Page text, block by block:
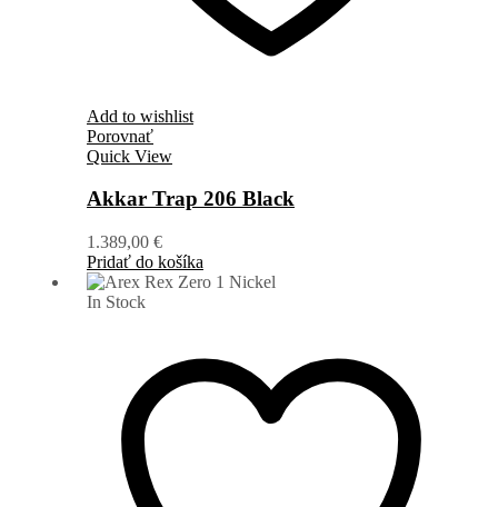
Add to wishlist
Porovnať
Quick View
Akkar Trap 206 Black
1.389,00 €
Pridať do košíka
In Stock